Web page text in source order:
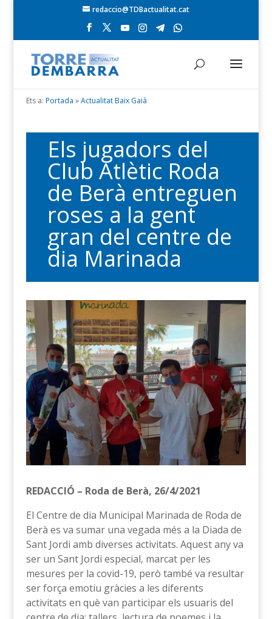
redaccio@TDBactualitat.cat
Ets a: Portada »Actualitat Baix Gaià
Els jugadors del
Club Atlètic Roda
de Berà entreguen
roses a la gent
gran del centre de
dia Marinada
REDACCIÓ – Roda de Berà, 26/4/2021
El Centre de dia Municipal Marinada de Roda de
Berà es va sumar una vegada més a la Diada de
Sant Jordi amb diverses activitats. Aquest any va
ser un Sant Jordi especial, marcat per les
mesures per la covid-19, però també va resultar
ser força emotiu gràcies a les diferents
activitats en què van participar els usuaris del